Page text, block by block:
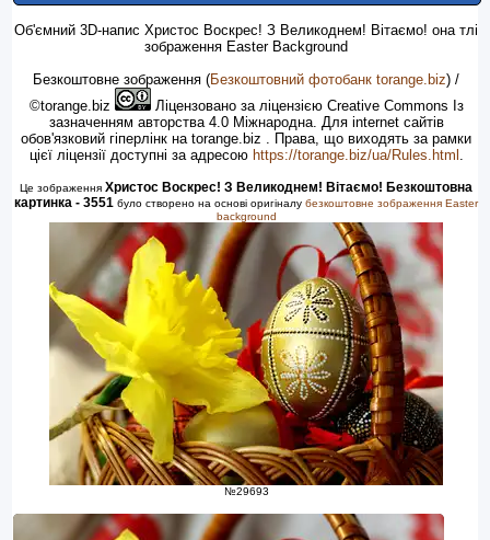
Об'ємний 3D-напис Христос Воскрес! З Великоднем! Вітаємо! oна тлі
зображення Easter Background
Безкоштовне зображення (Безкоштовний фотобанк torange.biz) /
©torange.biz
Ліцензовано за ліцензією Creative Commons Із
зазначенням авторства 4.0 Міжнародна. Для internet сайтів
обов'язковий гіперлінк на torange.biz . Права, що виходять за рамки
цієї ліцензії доступні за адресою https://torange.biz/ua/Rules.html .
Це зображення Христос Воскрес! З Великоднем! Вітаємо! Безкоштовна
картинка - 3551 було створено на основі оригіналу безкоштовне зображення Easter
background
№29693